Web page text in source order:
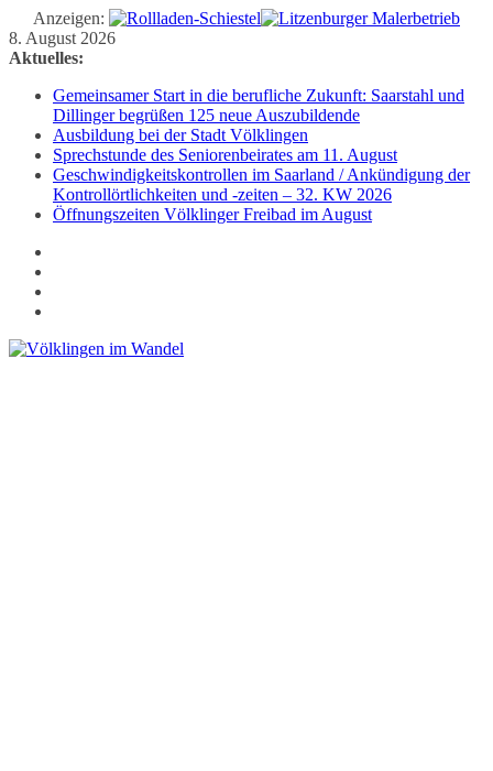
Anzeigen:
Zum
Inhalt
8. August 2026
Aktuelles:
Gemeinsamer Start in die berufliche Zukunft: Saarstahl und
Dillinger begrüßen 125 neue Auszubildende
Ausbildung bei der Stadt Völklingen
Sprechstunde des Seniorenbeirates am 11. August
Geschwindigkeitskontrollen im Saarland / Ankündigung der
Kontrollörtlichkeiten und -zeiten – 32. KW 2026
Öffnungszeiten Völklinger Freibad im August